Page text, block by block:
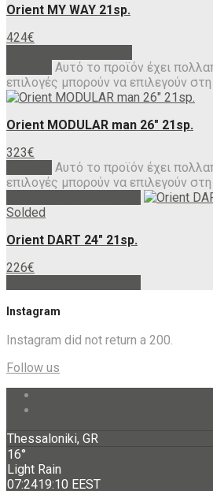
Orient MY WAY 21sp.
424€
Αυτό το προϊόν έχει
επιλογές μπορούν να επιλεγούν
Orient MODULAR man 26″ 21sp.
323€
Αυτό το προϊόν έχει
επιλογές μπορούν να επιλεγούν
Solded
Orient DART 24″ 21sp.
226€
Instagram
Instagram did not return a 200.
Follow us
Thessaloniki, GR
16°
Light Rain
07:2419:10 EEST